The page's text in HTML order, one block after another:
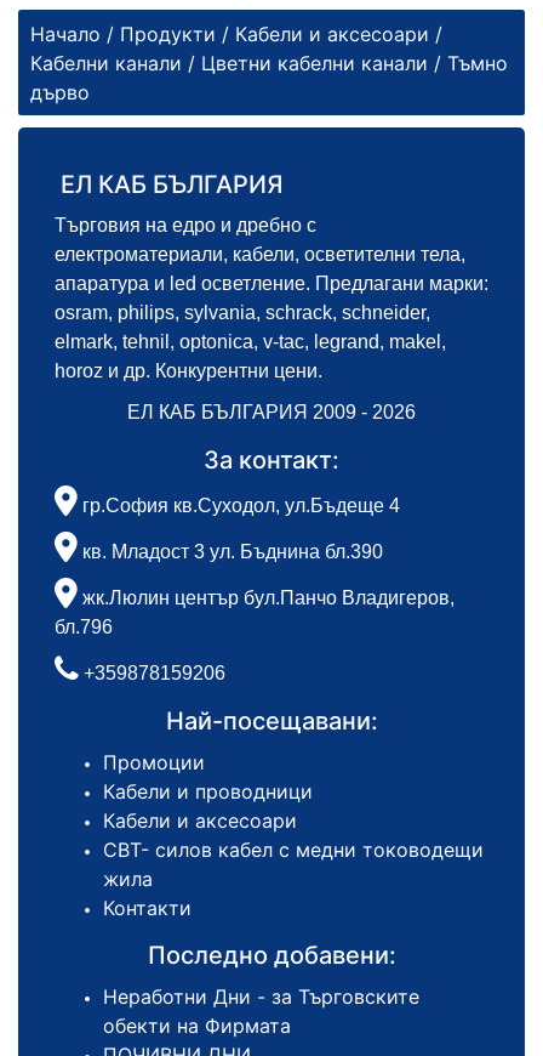
Начало / Продукти / Кабели и аксесоари /
Кабелни канали / Цветни кабелни канали / Тъмно
дърво
ЕЛ КАБ БЪЛГАРИЯ
Търговия на едро и дребно с
електроматериали, кабели, осветителни тела,
апаратура и led осветление. Предлагани марки:
osram, philips, sylvania, schrack, schneider,
elmark, tehnil, optonica, v-tac, legrand, makel,
horoz и др. Конкурентни цени.
ЕЛ КАБ БЪЛГАРИЯ 2009 - 2026
За контакт:
гр.София кв.Суходол, ул.Бъдеще 4
кв. Младост 3 ул. Бъднина бл.390
жк.Люлин център бул.Панчо Владигеров,
бл.796
+359878159206
Най-посещавани:
Промоции
Кабели и проводници
Кабели и аксесоари
СВТ- силов кабел с медни тоководещи
жила
Контакти
Последно добавени:
Неработни Дни - за Търговските
обекти на Фирмата